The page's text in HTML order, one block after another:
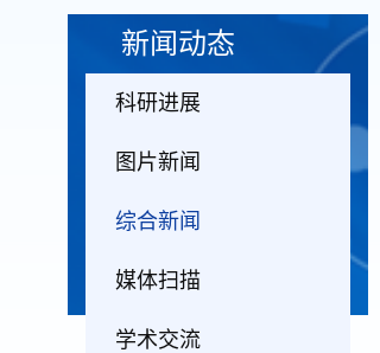
新闻动态
科研进展
图片新闻
综合新闻
媒体扫描
学术交流